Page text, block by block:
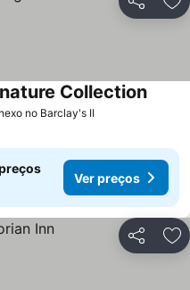
Partilhar
no Barclay's IIVer preços
CollectionVer
Ver preços
Partilhar